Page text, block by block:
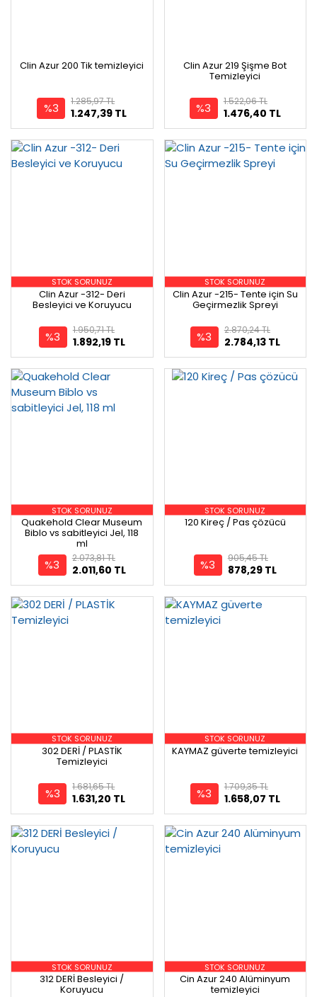
Clin Azur 200 Tik temizleyici
%3 1.247,39 TL
1.285,97 TL
Clin Azur 219 Şişme Bot
Temizleyici
%3 1.476,40 TL
1.522,06 TL
STOK SORUNUZ
Clin Azur -312- Deri
Besleyici ve Koruyucu
%3 1.892,19 TL
1.950,71 TL
STOK SORUNUZ
Clin Azur -215- Tente için Su
Geçirmezlik Spreyi
%3 2.784,13 TL
2.870,24 TL
STOK SORUNUZ
Quakehold Clear Museum
Biblo vs sabitleyici Jel, 118
ml
%3 2.011,60 TL
2.073,81 TL
STOK SORUNUZ
120 Kireç / Pas çözücü
%3 878,29 TL
905,45 TL
STOK SORUNUZ
302 DERİ / PLASTİK
Temizleyici
%3 1.631,20 TL
1.681,65 TL
STOK SORUNUZ
KAYMAZ güverte temizleyici
%3 1.658,07 TL
1.709,35 TL
STOK SORUNUZ
312 DERİ Besleyici /
Koruyucu
STOK SORUNUZ
Cin Azur 240 Alüminyum
temizleyici